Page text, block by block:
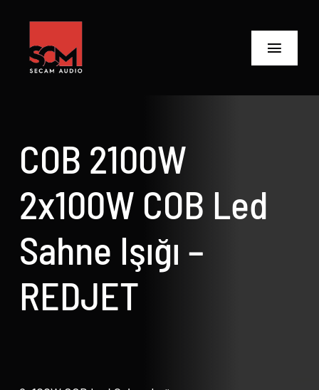
content
Toggle
Biz Kimiz
Neler Yaptık
Neler Yapıyoruz?
İletişime Geç
COB 2100W
2x100W COB Led
Sahne Işığı –
REDJET